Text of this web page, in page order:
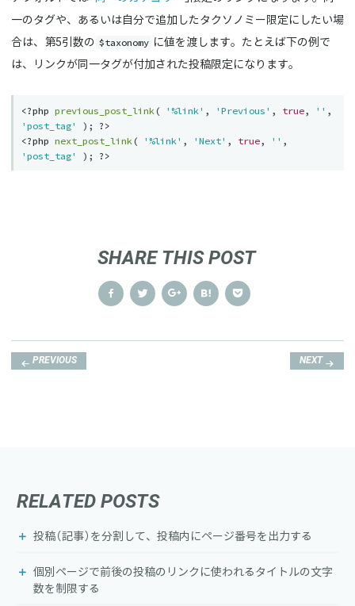
一のタグや、あるいは自分で追加したタクソノミー限定にしたい場
合は、第5引数の $taxonomy に値を渡します。たとえば下の例で
は、リンクが同一タグが付加された投稿限定になります。
<?php previous_post_link ( '%link' , 'Previous' , true, '' ,
'post_tag'
) ;
?>
<?php next_post_link ( '%link' , 'Next' , true, '' ,
'post_tag'
) ; ?>
SHARE THIS POST
Post
navigation
PREVIOUS NEXT
RELATED POSTS
投稿（記事）を分割して、投稿内にページ番号を出力する
個別ページで前後の投稿のリンクに使われるタイトルの文字
数を制限する